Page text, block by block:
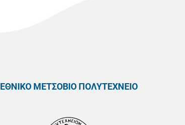
ΕΘΝΙΚΟ ΜΕΤΣΟΒΙΟ ΠΟΛΥΤΕΧΝΕΙΟ